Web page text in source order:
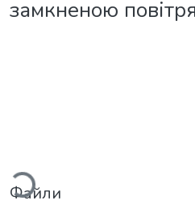
замкненою
Файли